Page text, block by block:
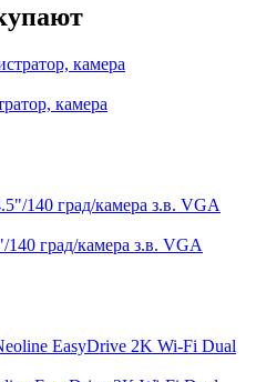
камера
град/камера з.в. VGA